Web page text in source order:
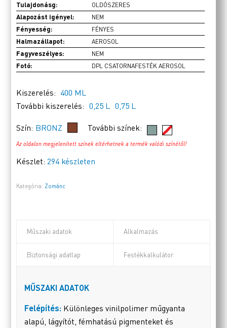
Tulajdonásg: OLDÓSZERES
Alapozást igényel: NEM
Fényesség: FÉNYES
Halmazállapot: AEROSOL
Fagyveszélyes: NEM
Fotó: DPL CSATORNAFESTÉK AEROSOL
Kiszerelés: 400 ML
További kiszerelés: 0,25 L 0,75 L
Szín: BRONZ További színek:
Az oldalon megjelenített színek eltérhetnek a termék valódi színétől!
Készlet:294 készleten
Kategória: Zománc
Műszaki adatok Alkalmazás
Biztonsági adatlap Festékkalkulátor
MŰSZAKI ADATOK
Felépítés: Különleges vinilpolimer műgyanta
alapú, lágyítót, fémhatású pigmenteket és